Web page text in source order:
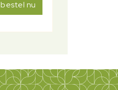
bestel nu